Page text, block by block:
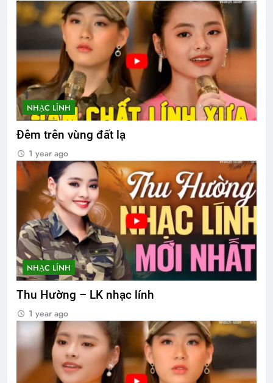
NHẠC LÍNH
Đêm trên vùng đất lạ
1 year ago
NHẠC LÍNH
Thu Hường – LK nhạc lính
1 year ago